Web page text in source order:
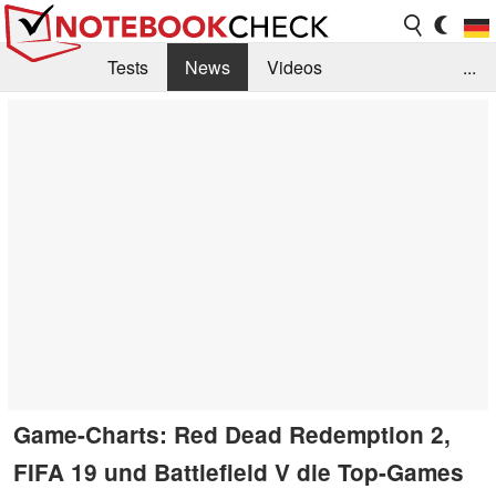
Tests News
Videos
...
Game-Charts: Red Dead Redemption 2,
FIFA 19 und Battlefield V die Top-Games